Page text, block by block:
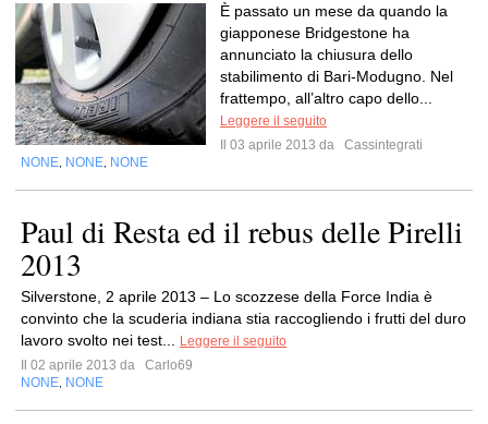
È passato un mese da quando la
giapponese Bridgestone ha
annunciato la chiusura dello
stabilimento di Bari-Modugno. Nel
frattempo, all’altro capo dello...
Leggere il seguito
Il 03 aprile 2013 da
Cassintegrati
NONE NONE NONE
Paul di Resta ed il rebus delle Pirelli
2013
Silverstone, 2 aprile 2013 – Lo scozzese della Force India è
convinto che la scuderia indiana stia raccogliendo i frutti del duro
lavoro svolto nei test...
Leggere il seguito
Il 02 aprile 2013 da
Carlo69
NONE NONE